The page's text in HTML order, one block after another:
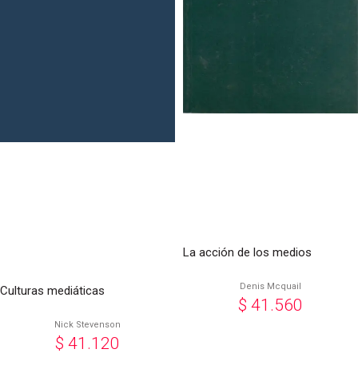
Culturas mediáticas
Nick Stevenson
$ 41.120
La acción de los medios
Denis Mcquail
$ 41.560